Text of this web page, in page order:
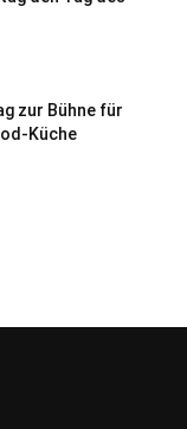
zur Bühne für
Küche